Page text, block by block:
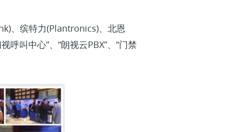
、缤特力(Plantronics)、北恩
呼叫中心”、“朗视云PBX”、“门禁